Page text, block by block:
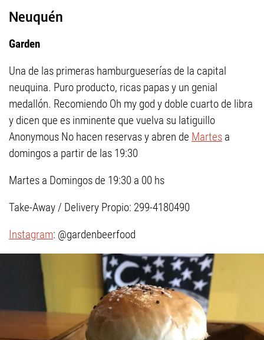
Neuquén
Garden
Una de las primeras hamburgueserías de la capital
neuquina. Puro producto, ricas papas y un genial
medallón. Recomiendo Oh my god y doble cuarto de libra
y dicen que es inminente que vuelva su latiguillo
Anonymous No hacen reservas y abren de Martes a
domingos a partir de las 19:30
Martes a Domingos de 19:30 a 00 hs
Take-Away / Delivery Propio: 299-4180490
Instagram: @gardenbeerfood